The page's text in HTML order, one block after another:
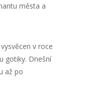
města a
v roce
gotiky. Dnešní
až po